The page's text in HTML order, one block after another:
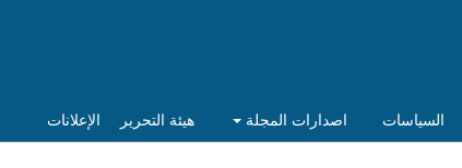
السياسات اصدارات المجلة هيئة التحرير الإعلانات